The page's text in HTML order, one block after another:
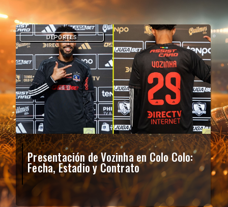
Presentación de Vozinha en Colo Colo:
Fecha, Estadio y Contrato
DEPORTES